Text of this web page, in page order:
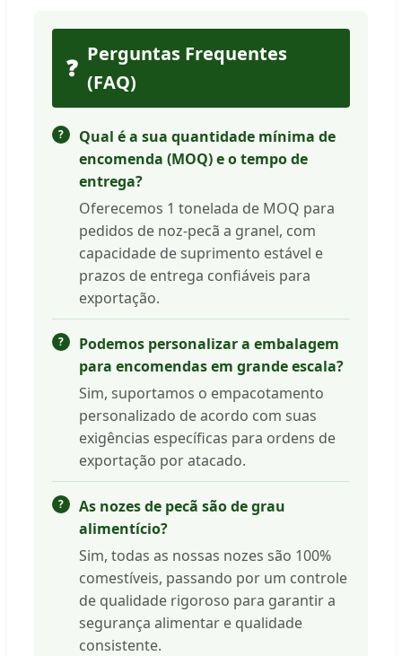
❓ Perguntas Frequentes
(FAQ)
Qual é a sua quantidade mínima de
encomenda (MOQ) e o tempo de
entrega?
Oferecemos 1 tonelada de MOQ para
pedidos de noz-pecã a granel, com
capacidade de suprimento estável e
prazos de entrega confiáveis para
exportação.
Podemos personalizar a embalagem
para encomendas em grande escala?
Sim, suportamos o empacotamento
personalizado de acordo com suas
exigências específicas para ordens de
exportação por atacado.
As nozes de pecã são de grau
alimentício?
Sim, todas as nossas nozes são 100%
comestíveis, passando por um controle
de qualidade rigoroso para garantir a
segurança alimentar e qualidade
consistente.